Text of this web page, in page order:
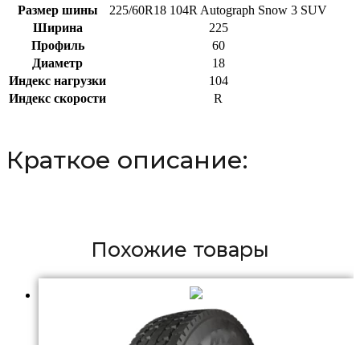
Размер шины
225/60R18 104R Autograph Snow 3 SUV
Ширина
225
Профиль
60
Диаметр
18
Индекс нагрузки
104
Индекс скорости
R
Краткое описание:
Похожие товары